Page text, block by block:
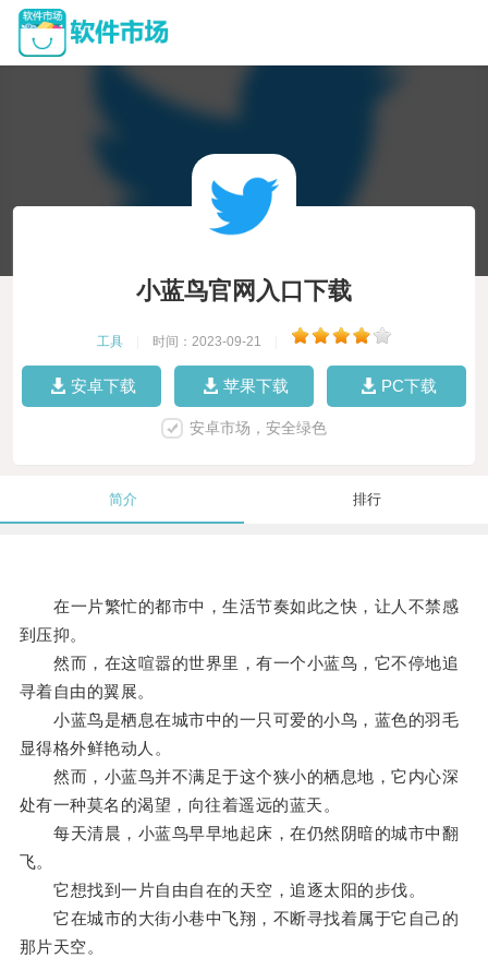
小蓝鸟官网入口下载
工具 时间：2023-09-21
安卓下载 苹果下载 PC下载
安卓市场，安全绿色
简介 排行
在一片繁忙的都市中，生活节奏如此之快，让人不禁感
到压抑。
然而，在这喧嚣的世界里，有一个小蓝鸟，它不停地追
寻着自由的翼展。
小蓝鸟是栖息在城市中的一只可爱的小鸟，蓝色的羽毛
显得格外鲜艳动人。
然而，小蓝鸟并不满足于这个狭小的栖息地，它内心深
处有一种莫名的渴望，向往着遥远的蓝天。
每天清晨，小蓝鸟早早地起床，在仍然阴暗的城市中翻
飞。
它想找到一片自由自在的天空，追逐太阳的步伐。
它在城市的大街小巷中飞翔，不断寻找着属于它自己的
那片天空。